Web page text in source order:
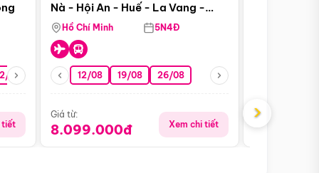
08 26/08 05/09 09/09 12/09
tiết
Nà - Hội An - Huế - La Vang -
Động Thiên Đường
Hồ Chí Minh 5N4Đ
12/08 19/08 26/08
Giá từ:
8.099.000đ Xem chi tiết
Giá từ:
›